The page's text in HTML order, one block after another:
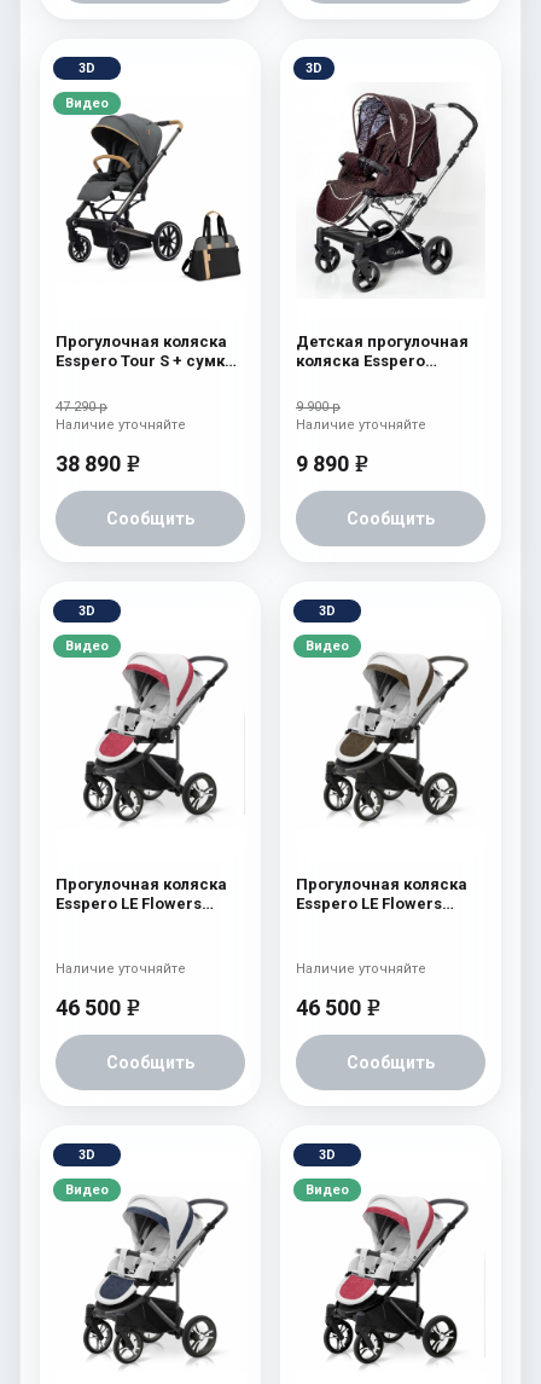
3D
Видео
Прогулочная коляска
Esspero Tour S + сумка
47 290 р
38 890 e
Сообщить
Наличие уточняйте
3D
Детская прогулочная
коляска Esspero
9 900 р
9 890 e
Сообщить
Наличие уточняйте
3D
Видео
Прогулочная коляска
Esspero LE Flowers
46 500 e
Сообщить
Наличие уточняйте
3D
Видео
Прогулочная коляска
Esspero LE Flowers
46 500 e
Сообщить
Наличие уточняйте
3D
Видео
3D
Видео